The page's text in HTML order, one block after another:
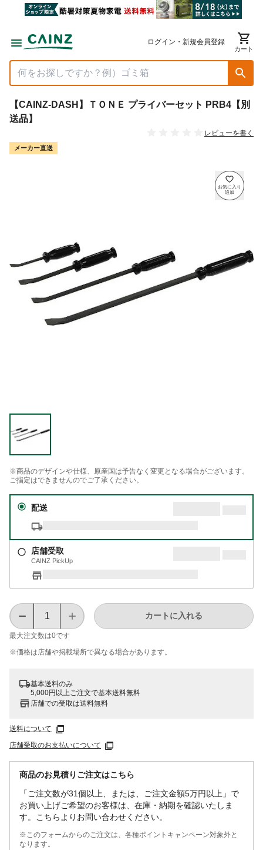
ログイン・新規会員登録
カート
【CAINZ-DASH】ＴＯＮＥ プライバーセット PRB4【別
送品】
レビューを書く
メーカー直送
※商品のデザインや仕様、原産国は予告なく変更となる場合がございます。
ご指定はできませんのでご了承ください。
配送
店舗受取
CAINZ PickUp
最大注文数は0です
カートに入れる
※価格は​店舗や​掲載場所で​異なる​場合が​あります。
基本送料のみ
5,000円以上ご注文で基本送料無料
店舗での受取は送料無料
送料について
店舗受取のお支払いについて
商品のお見積りご注文はこちら
「ご注文数が31個以上、または、ご注文金額5万円以上」で
お買い上げご希望のお客様は、在庫・納期を確認いたしま
す。こちらよりお問い合わせください。
※このフォームからのご注文は、各種ポイントキャンペーン対象外と
なります。